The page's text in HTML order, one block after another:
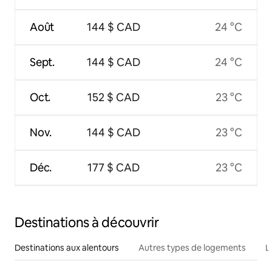
Août
Sept.
Oct.
Nov.
Déc.
144 $ CAD
144 $ CAD
152 $ CAD
144 $ CAD
177 $ CAD
24 °C
24 °C
23 °C
23 °C
23 °C
Destinations à découvrir
Destinations aux alentours Autres types de logements